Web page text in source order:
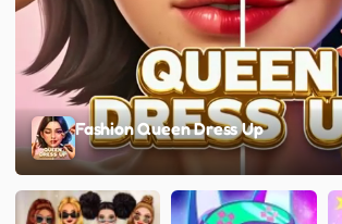
Fashion Queen Dress Up